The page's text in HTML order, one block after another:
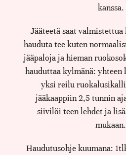
kanssa.
Jääteetä saat
hauduta tee kuten
jääpaloja ja hieman
hauduttaa kylmänä: yhteen
yksi reilu
jääkaappiin 2,5 tunnin
siivilöi teen lehdet ja
mukaan.
Haudutusohje kuumana: